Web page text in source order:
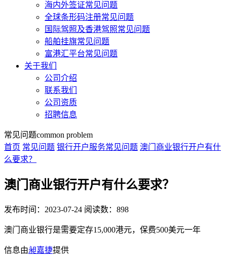
海内外签证常见问题
全球条形码注册常见问题
国际驾照及香港驾照常见问题
船舶挂旗常见问题
富港汇平台常见问题
关于我们
公司介绍
联系我们
公司资质
招聘信息
常见问题common problem
首页 常见问题 银行开户服务常见问题 澳门商业银行开户有什
么要求？
澳门商业银行开户有什么要求？
发布时间：2023-07-24 阅读数：898
澳门商业银行是需要定存15,000港元，保费500美元一年
信息由昶嘉捷提供